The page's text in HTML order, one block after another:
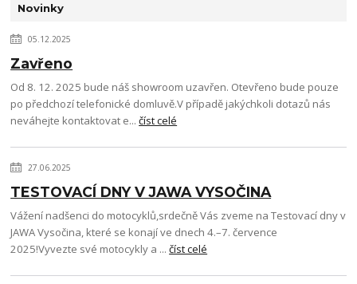
Novinky
05.12.2025
Zavřeno
Od 8. 12. 2025 bude náš showroom uzavřen. Otevřeno bude pouze
po předchozí telefonické domluvě.V případě jakýchkoli dotazů nás
neváhejte kontaktovat e...číst celé
27.06.2025
TESTOVACÍ DNY V JAWA VYSOČINA
Vážení nadšenci do motocyklů,srdečně Vás zveme na Testovací dny v
JAWA Vysočina, které se konají ve dnech 4.–7. července
2025!Vyvezte své motocykly a ...číst celé